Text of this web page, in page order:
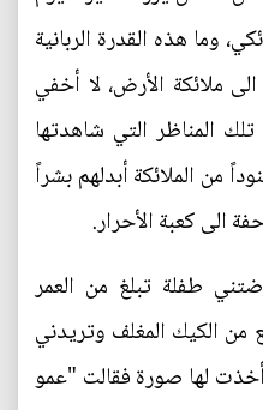
وما هذه القدرة الربانية
ملائكة الأرض، لا أخفي
المناظر التي شاهدتها
من الملائكة أبدلهم بشراً
الى كعبة الأحرار.
طفلة تبلغ من العمر
الكيك المغلف وتريدني
لها صورة فقالت "عمو